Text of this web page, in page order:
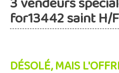
for13442 saint H/F
DÉSOLÉ, MAIS